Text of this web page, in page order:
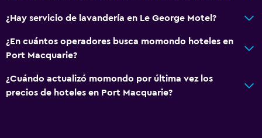
¿Hay servicio de lavandería en Le George Motel?
¿En cuántos operadores busca momondo hoteles en
Port Macquarie?
¿Cuándo actualizó momondo por última vez los
precios de hoteles en Port Macquarie?